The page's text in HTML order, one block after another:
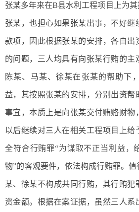
张某多年来在B县水利工程项目上为
张某，也担心如果张某出事，不好继
款项，因此根据张某的安排，各自出
的问题，三人均具有向张某行贿的主
陈某、马某、徐某在张某的帮助下
益，其按照张某的安排，分别出资帮
事宜，本质上是向张某交付贿赂财物
以后继续对三人在相关工程项目上给
全符合行贿罪“为谋取不正当利益，
物”的客观要件，依法构成行贿罪。
某、徐某不构成共同行贿，其行贿犯
资金额。根据在案证据，虽然三人系